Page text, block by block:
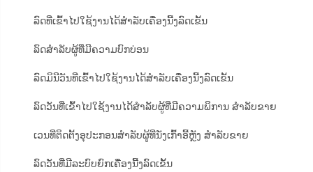
ລົດທີ່ເຂົ້າໄປໃຊ້ງານໄດ້ສຳລັບເຄື່ອງນີ້ງລົດເຂັ້ນ
ລົດສຳລັບຜູ້ທີ່ມີຄວາມບົກບ່ອນ
ລົດມິນີວັນທີ່ເຂົ້າໄປໃຊ້ງານໄດ້ສຳລັບເຄື່ອງນີ້ງລົດເຂັ້ນ
ລົດວັນທີ່ເຂົ້າໄປໃຊ້ງານໄດ້ສຳລັບຜູ້ທີ່ມີຄວາມພິການ ສຳລັບຂາຍ
ເວນທີ່ຕິດຕັ້ງອຸປະກອນສຳລັບຜູ້ທີ່ນັ່ງເກົ້າອີ້ຫຼັງ ສຳລັບຂາຍ
ລົດວັນທີ່ມີລະບົບຍົກເຄື່ອງນີ້ງລົດເຂັ້ນ